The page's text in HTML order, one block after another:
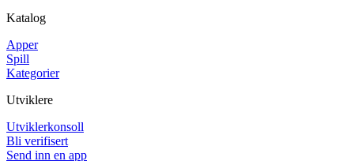
Katalog
Apper
Spill
Kategorier
Utviklere
Utviklerkonsoll
Bli verifisert
Send inn en app